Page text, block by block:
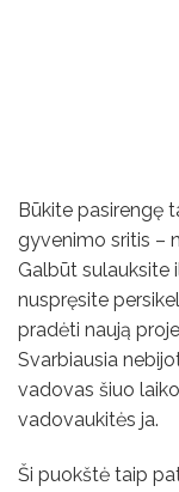
Būkite pasirengę
gyvenimo sritis –
Galbūt sulauksite
nuspręsite
pradėti naują
Svarbiausia
vadovas šiuo
vadovaukitės ja.
Ši puokštė taip